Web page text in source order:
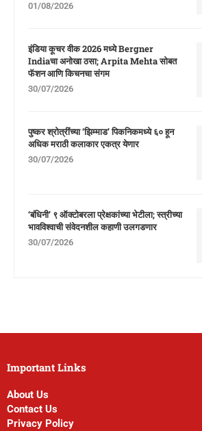
01/08/2026
इंडिया कूचर वीक 2026 मध्ये Bergner
Indiaचा अनोखा ठसा; Arpita Mehta सोबत
फॅशन आणि किचनचा संगम
30/07/2026
पुष्कर श्रोत्रींच्या ‘झिम्माड’ पिकनिकमध्ये ६० हून
अधिक मराठी कलाकार एकत्र येणार
30/07/2026
‘बंधिनी’ ९ ऑक्टोबरला प्रेक्षकांच्या भेटीला; स्त्रीच्या
भावविश्वाची संवेदनशील कहाणी उलगडणार
30/07/2026
Important Links
About Us
Contact Us
Privacy Policy